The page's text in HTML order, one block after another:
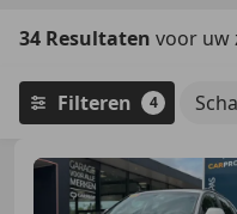
34 Resultaten voor uw
Filteren 4